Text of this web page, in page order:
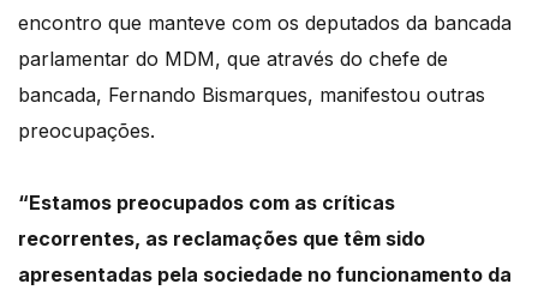
encontro que manteve com os deputados da bancada
parlamentar do MDM, que através do chefe de
bancada, Fernando Bismarques, manifestou outras
preocupações.
“Estamos preocupados com as críticas
recorrentes, as reclamações que têm sido
apresentadas pela sociedade no funcionamento da